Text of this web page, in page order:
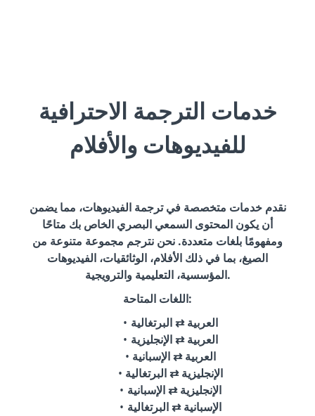
خدمات الترجمة الاحترافية
للفيديوهات والأفلام
نقدم خدمات متخصصة في ترجمة الفيديوهات، مما يضمن
أن يكون المحتوى السمعي البصري الخاص بك متاحًا
ومفهومًا بلغات متعددة. نحن نترجم مجموعة متنوعة من
الصيغ، بما في ذلك الأفلام، الوثائقيات، الفيديوهات
المؤسسية، التعليمية والترويجية.
اللغات المتاحة:
العربية ⇄ البرتغالية
العربية ⇄ الإنجليزية
العربية ⇄ الإسبانية
الإنجليزية ⇄ البرتغالية
الإنجليزية ⇄ الإسبانية
الإسبانية ⇄ البرتغالية